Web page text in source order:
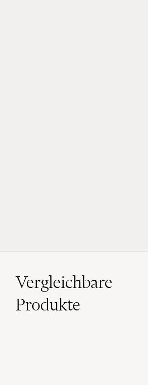
Vergleichbare
Produkte